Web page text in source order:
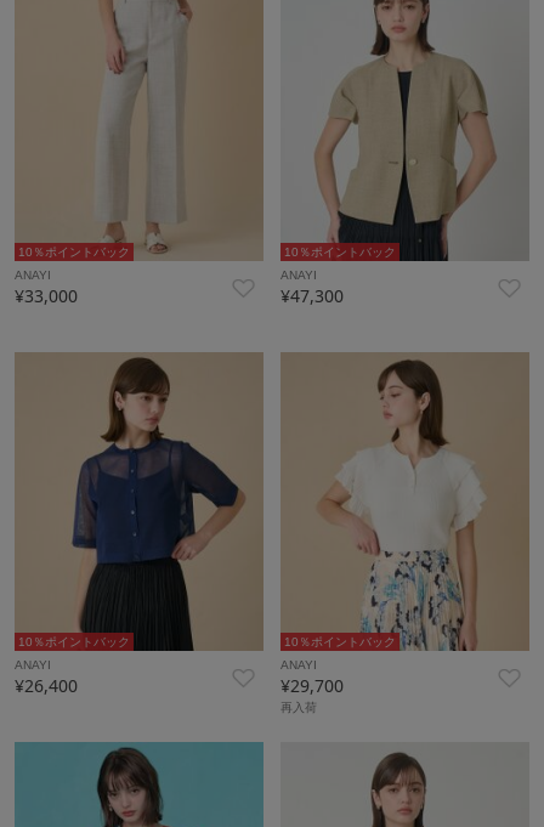
10％ポイントバック
ANAYI
¥33,000
10％ポイントバック
ANAYI
¥47,300
10％ポイントバック
ANAYI
¥26,400
10％ポイントバック
ANAYI
¥29,700
再入荷